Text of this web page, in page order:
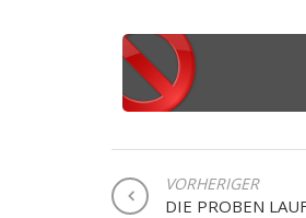
VORHERIGER
DIE PROBEN